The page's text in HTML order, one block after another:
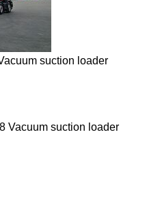
suction loader